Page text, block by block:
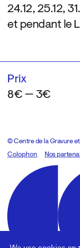
24.12, 25.12,
et pendant le
Prix
8€ — 3€
© Centre de la Gravure
Colophon
Design:MarcelNos